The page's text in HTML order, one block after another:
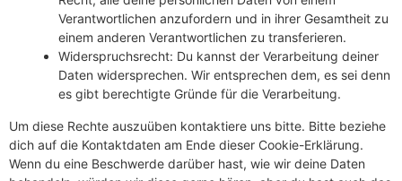
Verantwortlichen anzufordern und in ihrer Gesamtheit zu
einem anderen Verantwortlichen zu transferieren.
Widerspruchsrecht: Du kannst der Verarbeitung deiner
Daten widersprechen. Wir entsprechen dem, es sei denn
es gibt berechtigte Gründe für die Verarbeitung.
Um diese Rechte auszuüben kontaktiere uns bitte. Bitte beziehe
dich auf die Kontaktdaten am Ende dieser Cookie-Erklärung.
Wenn du eine Beschwerde darüber hast, wie wir deine Daten